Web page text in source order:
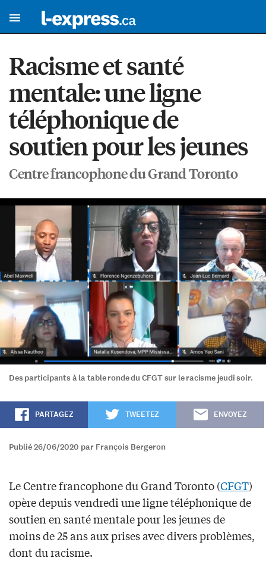
Racisme et santé
mentale: une ligne
téléphonique de
soutien pour les jeunes
Centre francophone du Grand Toronto
Des participants à la table ronde du CFGT sur le racisme jeudi soir.
PARTAGEZ TWEETEZ ENVOYEZ
Publié 26/06/2020 par François Bergeron
Le Centre francophone du Grand Toronto (CFGT)
opère depuis vendredi une ligne téléphonique de
soutien en santé mentale pour les jeunes de
moins de 25 ans aux prises avec divers problèmes,
dont du racisme.